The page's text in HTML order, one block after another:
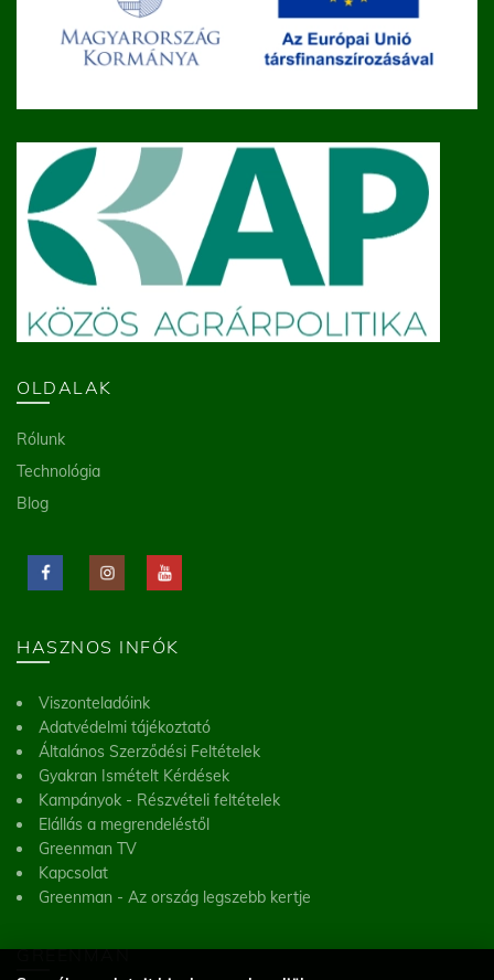
OLDALAK
Rólunk
Technológia
Blog
HASZNOS INFÓK
Viszonteladóink
Adatvédelmi tájékoztató
Általános Szerződési Feltételek
Gyakran Ismételt Kérdések
Kampányok - Részvételi feltételek
Elállás a megrendeléstől
Greenman TV
Kapcsolat
Greenman - Az ország legszebb kertje
GREENMAN